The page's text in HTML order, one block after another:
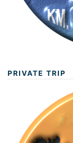
PRIVATE TRIP